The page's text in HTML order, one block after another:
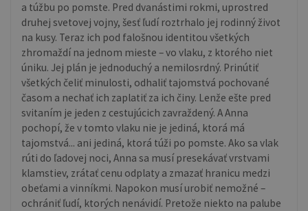
a túžbu po pomste. Pred dvanástimi rokmi, uprostred
druhej svetovej vojny, šesť ľudí roztrhalo jej rodinný život
na kusy. Teraz ich pod falošnou identitou všetkých
zhromaždí na jednom mieste – vo vlaku, z ktorého niet
úniku. Jej plán je jednoduchý a nemilosrdný. Prinútiť
všetkých čeliť minulosti, odhaliť tajomstvá pochované
časom a nechať ich zaplatiť za ich činy. Lenže ešte pred
svitaním je jeden z cestujúcich zavraždený. A Anna
pochopí, že v tomto vlaku nie je jediná, ktorá má
tajomstvá... ani jediná, ktorá túži po pomste. Ako sa vlak
rúti do ľadovej noci, Anna sa musí presekávať vrstvami
klamstiev, zrátať cenu odplaty a zmazať hranicu medzi
obeťami a vinníkmi. Napokon musí urobiť nemožné –
ochrániť ľudí, ktorých nenávidí. Pretože niekto na palube